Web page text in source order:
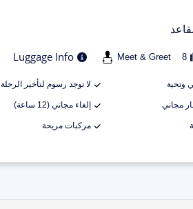
8
Meet & Greet
Luggage Info
وتحية لا توجد رسوم لتأخير الرحلة
مجاني إلغاء مجاني (12 ساعة)
مركبات مريحة